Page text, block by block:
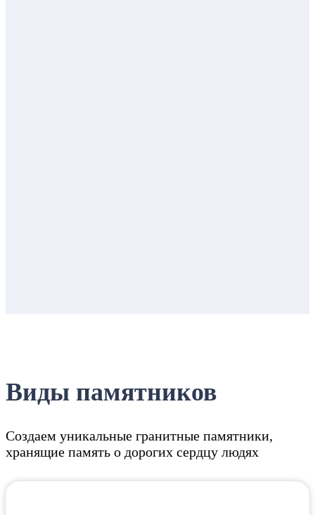
Виды памятников
Создаем уникальные гранитные памятники,
хранящие память о дорогих сердцу людях